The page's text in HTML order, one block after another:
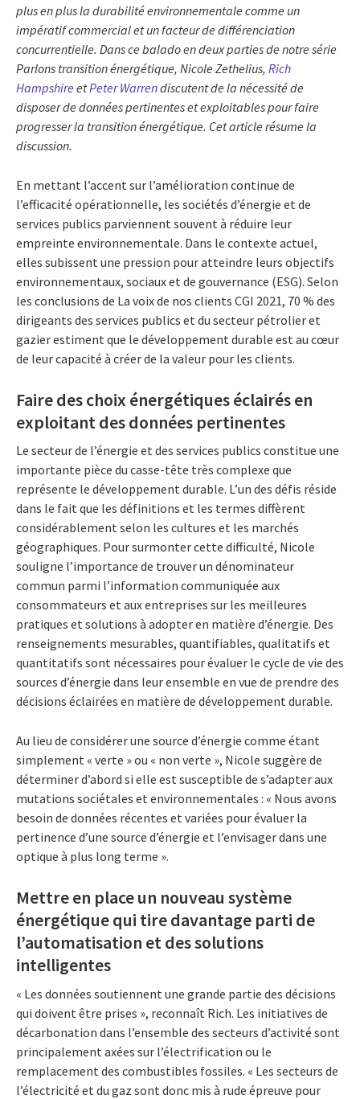
plus en plus la durabilité environnementale comme un
impératif commercial et un facteur de différenciation
concurrentielle. Dans ce balado en deux parties de notre série
Parlons transition énergétique, Nicole Zethelius, Rich
Hampshire etPeter Warrendiscutent de la nécessité de
disposer de données pertinentes et exploitables pour faire
progresser la transition énergétique. Cet article résume la
discussion.
En mettant l’accent sur l’amélioration continue de
l’efficacité opérationnelle, les sociétés d’énergie et de
services publics parviennent souvent à réduire leur
empreinte environnementale. Dans le contexte actuel,
elles subissent une pression pour atteindre leurs objectifs
environnementaux, sociaux et de gouvernance (ESG). Selon
les conclusions de La voix de nos clients CGI 2021, 70 % des
dirigeants des services publics et du secteur pétrolier et
gazier estiment que le développement durable est au cœur
de leur capacité à créer de la valeur pour les clients.
Faire des choix énergétiques éclairés en
exploitant des données pertinentes
Le secteur de l’énergie et des services publics constitue une
importante pièce du casse-tête très complexe que
représente le développement durable. L’un des défis réside
dans le fait que les définitions et les termes diffèrent
considérablement selon les cultures et les marchés
géographiques. Pour surmonter cette difficulté, Nicole
souligne l’importance de trouver un dénominateur
commun parmi l’information communiquée aux
consommateurs et aux entreprises sur les meilleures
pratiques et solutions à adopter en matière d’énergie. Des
renseignements mesurables, quantifiables, qualitatifs et
quantitatifs sont nécessaires pour évaluer le cycle de vie des
sources d’énergie dans leur ensemble en vue de prendre des
décisions éclairées en matière de développement durable.
Au lieu de considérer une source d’énergie comme étant
simplement « verte » ou « non verte », Nicole suggère de
déterminer d’abord si elle est susceptible de s’adapter aux
mutations sociétales et environnementales : « Nous avons
besoin de données récentes et variées pour évaluer la
pertinence d’une source d’énergie et l’envisager dans une
optique à plus long terme ».
Mettre en place un nouveau système
énergétique qui tire davantage parti de
l’automatisation et des solutions
intelligentes
« Les données soutiennent une grande partie des décisions
qui doivent être prises », reconnaît Rich. Les initiatives de
décarbonation dans l’ensemble des secteurs d’activité sont
principalement axées sur l’électrification ou le
remplacement des combustibles fossiles. « Les secteurs de
l’électricité et du gaz sont donc mis à rude épreuve pour